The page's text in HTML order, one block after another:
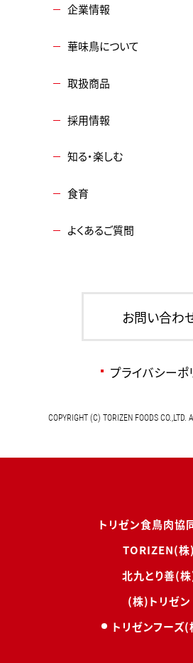
企業情報
華味鳥について
取扱商品
採用情報
知る・楽しむ
食育
よくあるご質問
お問い合わ
プライバシーポ
COPYRIGHT (C) TORIZEN FOODS CO.,LTD.
トリゼン食鳥肉協
TORIZEN(株)
北九とり善(
(株)トリゼン
トリゼンフーズ